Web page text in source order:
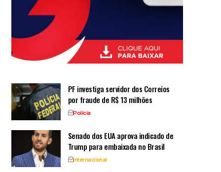
PF investiga servidor dos Correios
por fraude de R$ 13 milhões
Polícia
Senado dos EUA aprova indicado de
Trump para embaixada no Brasil
Internacional